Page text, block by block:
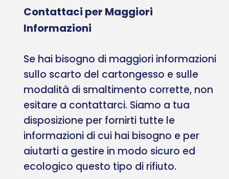
Contattaci per Maggiori
Informazioni
Se hai bisogno di maggiori informazioni
sullo scarto del cartongesso e sulle
modalità di smaltimento corrette, non
esitare a contattarci. Siamo a tua
disposizione per fornirti tutte le
informazioni di cui hai bisogno e per
aiutarti a gestire in modo sicuro ed
ecologico questo tipo di rifiuto.